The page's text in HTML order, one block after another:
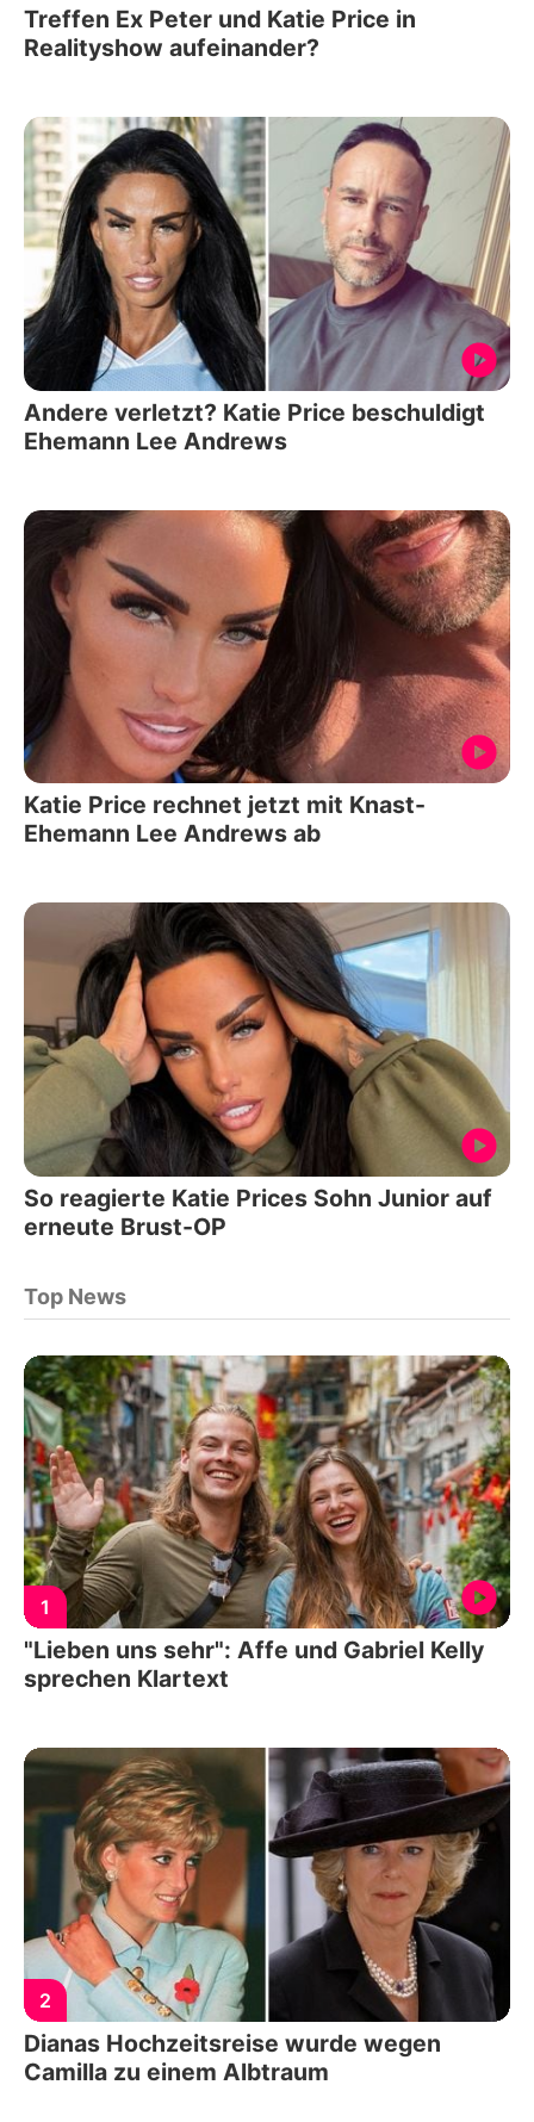
Treffen Ex Peter und Katie Price in
Realityshow aufeinander?
Andere verletzt? Katie Price beschuldigt
Ehemann Lee Andrews
Katie Price rechnet jetzt mit Knast-
Ehemann Lee Andrews ab
So reagierte Katie Prices Sohn Junior auf
erneute Brust-OP
Top News
1
"Lieben uns sehr": Affe und Gabriel Kelly
sprechen Klartext
2
Dianas Hochzeitsreise wurde wegen
Camilla zu einem Albtraum